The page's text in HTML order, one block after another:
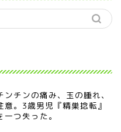
ンチンの痛み、玉の腫れ、
意。3歳男児『精巣捻転』
一つ失った。